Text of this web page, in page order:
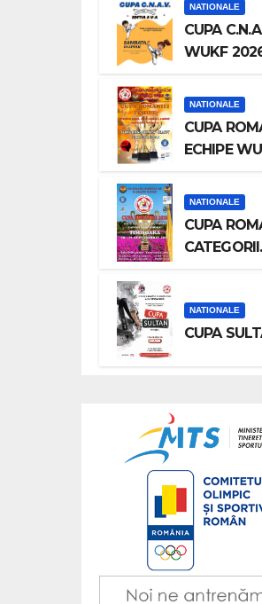
NATIONALE
CUPA
WUKF
NATIONALE
CUPA
ECHIPE
NATIONALE
CUPA
CATEGORII
NATIONALE
CUPA